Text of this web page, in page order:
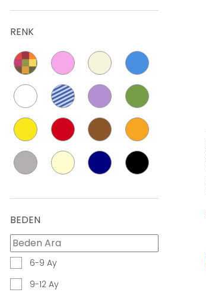
Elbiseli Set
Eşofman Altı
Ev Ayakkabısı
Hırkalı Set
Kazak
Mayo
Pantolon
Setler
Sweatshirt
RENK
BEDEN
6-9 Ay
9-12 Ay